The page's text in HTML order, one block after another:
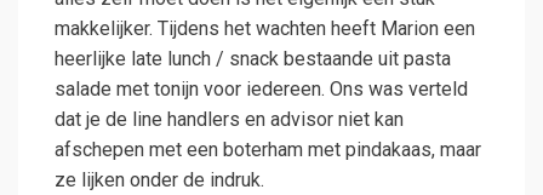
makkelijker. Tijdens het wachten heeft Marion een
heerlijke late lunch / snack bestaande uit pasta
salade met tonijn voor iedereen. Ons was verteld
dat je de line handlers en advisor niet kan
afschepen met een boterham met pindakaas, maar
ze lijken onder de indruk.